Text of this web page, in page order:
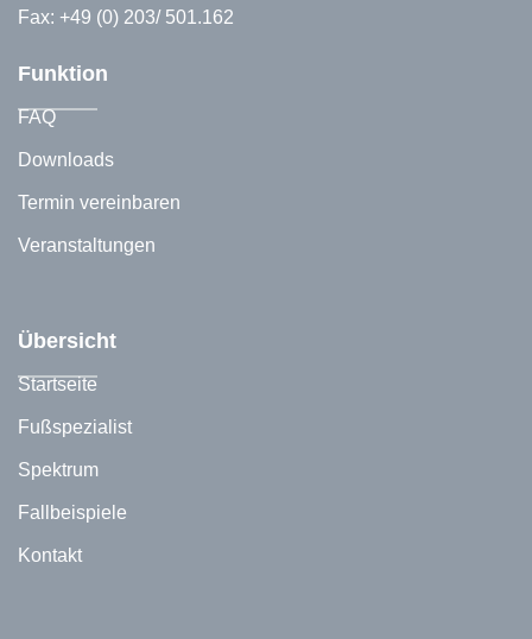
Fax: +49 (0) 203/ 501.162
Funktion
FAQ
Downloads
Termin vereinbaren
Veranstaltungen
Übersicht
Startseite
Fußspezialist
Spektrum
Fallbeispiele
Kontakt